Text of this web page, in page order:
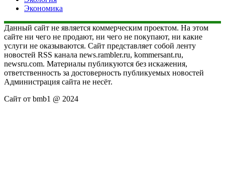
Экономика
Данный сайт не является коммерческим проектом. На этом
сайте ни чего не продают, ни чего не покупают, ни какие
услуги не оказываются. Сайт представляет собой ленту
новостей RSS канала news.rambler.ru, kommersant.ru,
newsru.com. Материалы публикуются без искажения,
ответственность за достоверность публикуемых новостей
Администрация сайта не несёт.
Сайт от bmb1 @ 2024